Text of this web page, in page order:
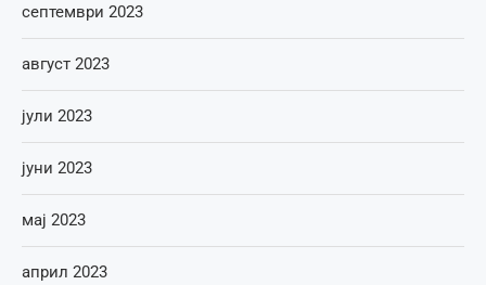
септември 2023
август 2023
јули 2023
јуни 2023
мај 2023
април 2023